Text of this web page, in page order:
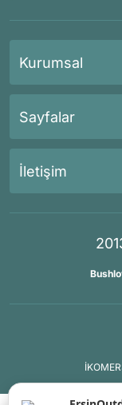
Kurumsal
Sayfalar
İletişim